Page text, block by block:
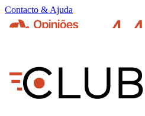
Contacto & Ajuda